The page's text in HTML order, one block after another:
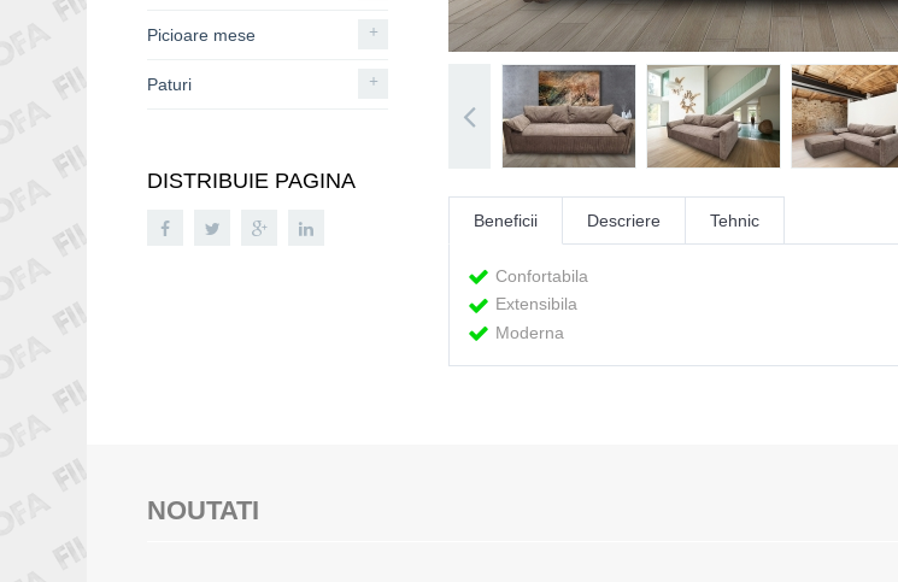
Beneficii Descriere Tehnic
Confortabila
Extensibila
Moderna
Picioare mese +
Paturi +
DISTRIBUIE PAGINA
NOUTATI